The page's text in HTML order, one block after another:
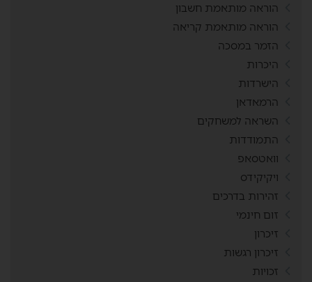
הוראה מותאמת חשבון
הוראה מותאמת קריאה
הזמר במסכה
היכרות
הישרדות
הרמאדאן
השראה למשחקים
התמודדות
וואטסאפ
ויקיקידס
זהירות בדרכים
זום חינמי
זיכרון
זיכרון רגשות
זכויות